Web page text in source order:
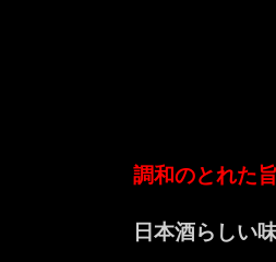
調和のとれた
日本酒らしい